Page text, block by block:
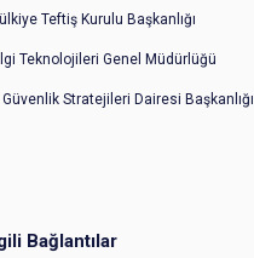
Teftiş Kurulu Başkanlığı
Teknolojileri Genel Müdürlüğü
Güvenlik Stratejileri Dairesi Başkanlığı
Bağlantılar